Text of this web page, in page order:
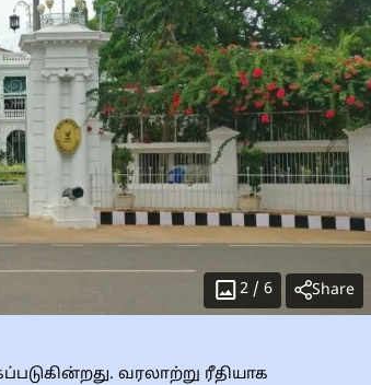
2/ 6 Share
வரலாற்று ரீதியாக